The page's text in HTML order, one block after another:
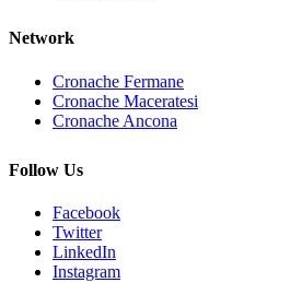
Network
Cronache Fermane
Cronache Maceratesi
Cronache Ancona
Follow Us
Facebook
Twitter
LinkedIn
Instagram